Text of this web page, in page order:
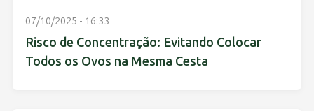
07/10/2025 - 16:33
Risco de Concentração: Evitando Colocar
Todos os Ovos na Mesma Cesta